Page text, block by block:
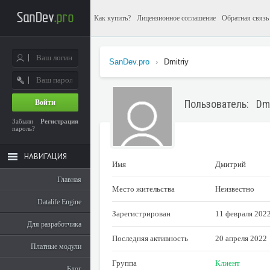
Как купить? Лицензионное соглашение Обратная связь
SanDev.pro › Dmitriy
Пользователь:
Имя Дмитрий
Место жительства Неизвестно
Зарегистрирован 11 февраля
Последняя активность 20 апреля 2022
Группа Клиент
Войти
Регистрация
Забыли
пароль?
НАВИГАЦИЯ
Главная
Datalife Engine
Для разработчика
Платные модули